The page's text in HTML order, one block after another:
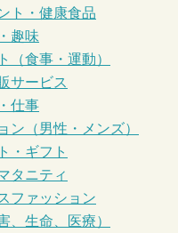
ト・健康食品
趣味
（食事・運動）
サービス
仕事
ン（男性・メンズ）
・ギフト
タニティ
ファッション
、生命、医療）